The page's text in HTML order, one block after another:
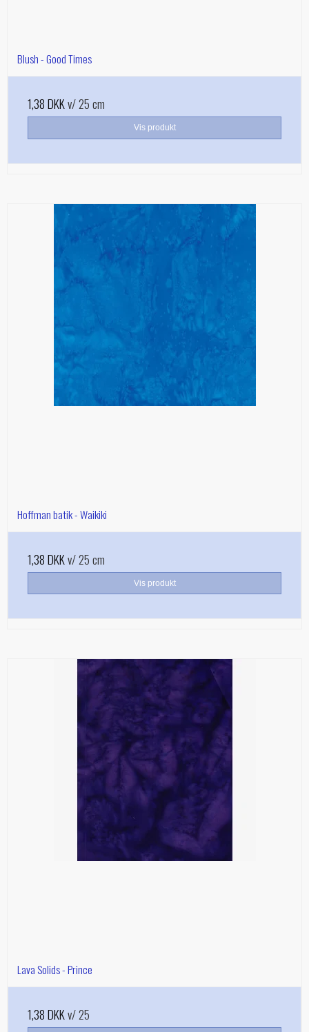
Blush - Good Times
1,38 DKKv/ 25 cm
Vis produkt
Hoffman batik - Waikiki
1,38 DKKv/ 25 cm
Vis produkt
Lava Solids - Prince
1,38 DKKv/ 25